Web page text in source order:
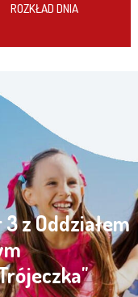
ROZKŁAD DNIA
z Oddziałem